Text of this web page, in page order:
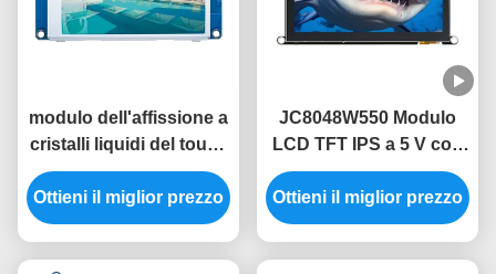
modulo dell'affissione a
cristalli liquidi del touch
screen del modulo 3,5
di 480x320 HMI senza
immagine libera della
Ottieni il miglior prezzo
JC8048W550 Modulo
LCD TFT IPS a 5 V con
consumo di energia
320mA
Ottieni il miglior prezzo